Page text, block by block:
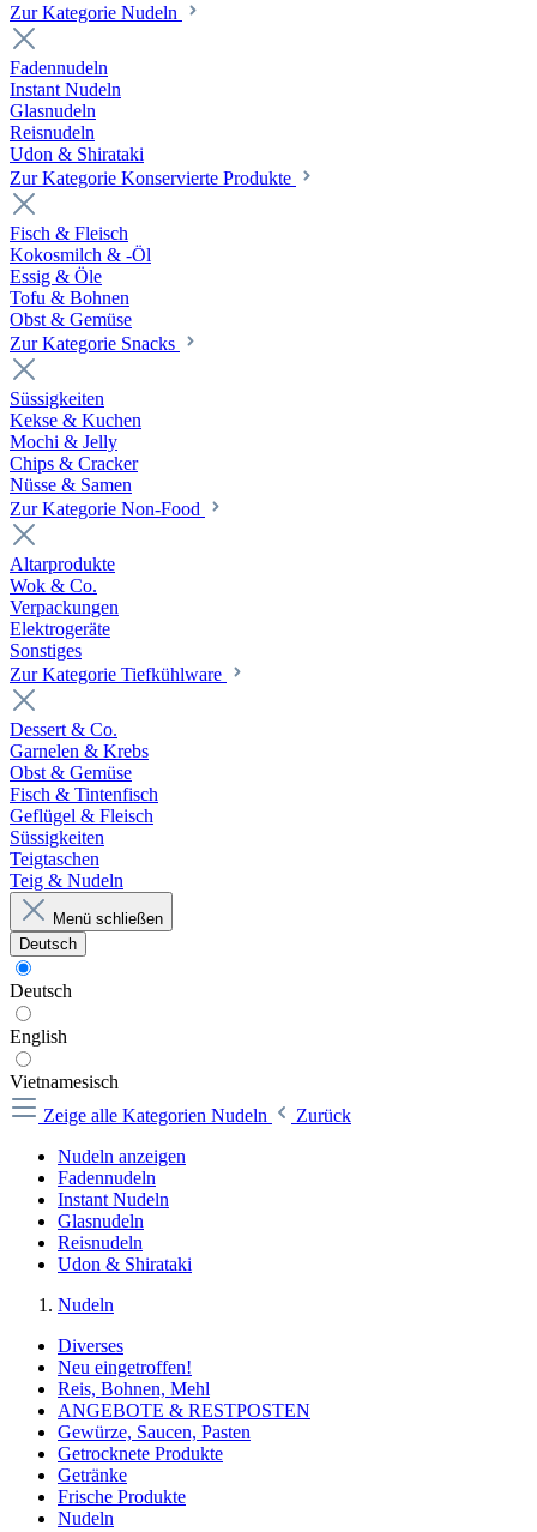
Zur Kategorie Nudeln
Fadennudeln
Instant Nudeln
Glasnudeln
Reisnudeln
Udon & Shirataki
Zur Kategorie Konservierte Produkte
Fisch & Fleisch
Kokosmilch & -Öl
Essig & Öle
Tofu & Bohnen
Obst & Gemüse
Zur Kategorie Snacks
Süssigkeiten
Kekse & Kuchen
Mochi & Jelly
Chips & Cracker
Nüsse & Samen
Zur Kategorie Non-Food
Altarprodukte
Wok & Co.
Verpackungen
Elektrogeräte
Sonstiges
Zur Kategorie Tiefkühlware
Dessert & Co.
Garnelen & Krebs
Obst & Gemüse
Fisch & Tintenfisch
Geflügel & Fleisch
Süssigkeiten
Teigtaschen
Teig & Nudeln
Menü schließen
Deutsch
Deutsch
English
Vietnamesisch
Zeige alle Kategorien Nudeln
Zurück
Nudeln anzeigen
Fadennudeln
Instant Nudeln
Glasnudeln
Reisnudeln
Udon & Shirataki
Nudeln
Diverses
Neu eingetroffen!
Reis, Bohnen, Mehl
ANGEBOTE & RESTPOSTEN
Gewürze, Saucen, Pasten
Getrocknete Produkte
Getränke
Frische Produkte
Nudeln